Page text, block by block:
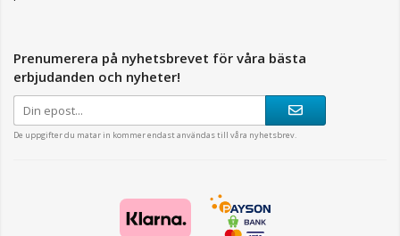
Prenumerera på nyhetsbrevet för våra bästa
erbjudanden och nyheter!
De uppgifter du matar in kommer endast användas till våra nyhetsbrev.